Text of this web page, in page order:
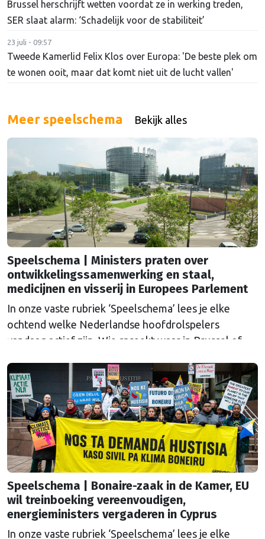
Brussel herschrijft wetten voordat ze in werking treden,
SER slaat alarm: ‘Schadelijk voor de stabiliteit’
23 juli - 09:57
Tweede Kamerlid Felix Klos over Europa: 'De beste plek om
te wonen ooit, maar dat komt niet uit de lucht vallen'
Meer speelschema Bekijk alles
Speelschema | Ministers praten over
ontwikkelingssamenwerking en staal,
medicijnen en visserij in Europees Parlement
In onze vaste rubriek ‘Speelschema’ lees je elke
ochtend welke Nederlandse hoofdrolspelers
vandaag actief zijn. Wie spreekt waar in Brussel of
agenda?
Speelschema | Bonaire-zaak in de Kamer, EU
wil treinboeking vereenvoudigen,
energieministers vergaderen in Cyprus
In onze vaste rubriek ‘Speelschema’ lees je elke